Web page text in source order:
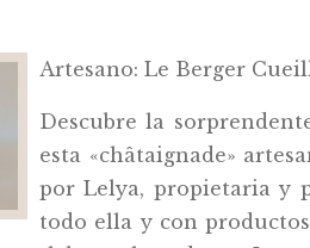
Artesano: Le Berger
Descubre la
esta «châtaignade»
por Lelya, propietaria y
todo ella y con